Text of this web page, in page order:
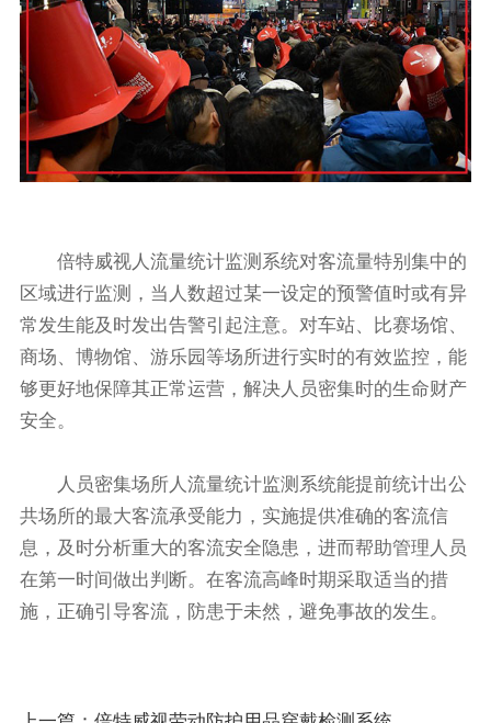
倍特威视人流量统计监测系统对客流量特别集中的
区域进行监测，当人数超过某一设定的预警值时或有异
常发生能及时发出告警引起注意。对车站、比赛场馆、
商场、博物馆、游乐园等场所进行实时的有效监控，能
够更好地保障其正常运营，解决人员密集时的生命财产
安全。
人员密集场所人流量统计监测系统能提前统计出公
共场所的最大客流承受能力，实施提供准确的客流信
息，及时分析重大的客流安全隐患，进而帮助管理人员
在第一时间做出判断。在客流高峰时期采取适当的措
施，正确引导客流，防患于未然，避免事故的发生。